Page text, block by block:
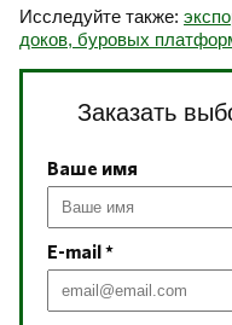
Исследуйте также:
доков, буровых
Заказать
Ваше имя
E-mail *